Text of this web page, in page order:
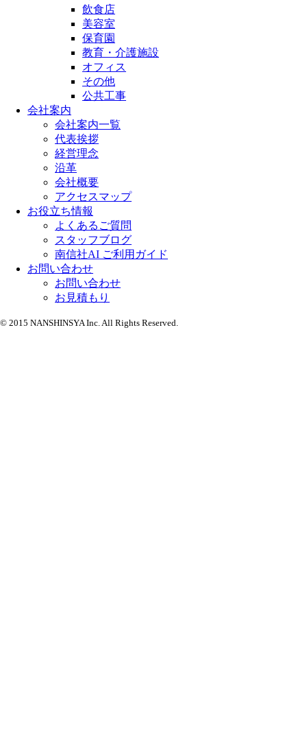
飲食店
美容室
保育園
教育・介護施設
オフィス
その他
公共工事
会社案内
会社案内一覧
代表挨拶
経営理念
沿革
会社概要
アクセスマップ
お役立ち情報
よくあるご質問
スタッフブログ
南信社AI ご利用ガイド
お問い合わせ
お問い合わせ
お見積もり
© 2015 NANSHINSYA Inc. All Rights Reserved.